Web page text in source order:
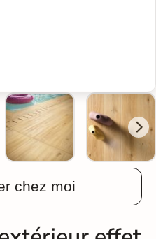
chez moi